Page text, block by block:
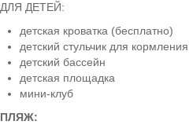
ДЛЯ ДЕТЕЙ:
детская кроватка (бесплатно)
детский стульчик для кормления
детский бассейн
детская площадка
мини-клуб
ПЛЯЖ: